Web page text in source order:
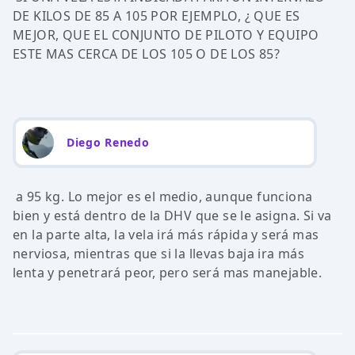
DE KILOS DE 85 A 105 POR EJEMPLO, ¿ QUE ES
MEJOR, QUE EL CONJUNTO DE PILOTO Y EQUIPO
ESTE MAS CERCA DE LOS 105 O DE LOS 85?
Diego Renedo
a 95 kg. Lo mejor es el medio, aunque funciona
bien y está dentro de la DHV que se le asigna. Si va
en la parte alta, la vela irá más rápida y será mas
nerviosa, mientras que si la llevas baja ira más
lenta y penetrará peor, pero será mas manejable.